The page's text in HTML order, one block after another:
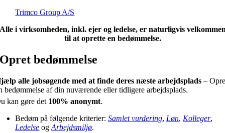
Trimco Group A/S
i virksomheden, inkl. ejer og ledelse, er naturligvis
til at oprette en bedømmelse.
Opret bedømmelse
alle jobsøgende med at finde deres næste arbejdsplads –
bedømmelse af din nuværende eller tidligere arbejdsplads.
kan gøre det 100% anonymt.
Bedøm på følgende kriterier:Samlet vurdering, Løn, Kolleger,
Ledelse ogArbejdsmiljø.